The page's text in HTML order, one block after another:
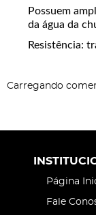
Possuem
da água da
Resistência:
Carregando
Página
Fale